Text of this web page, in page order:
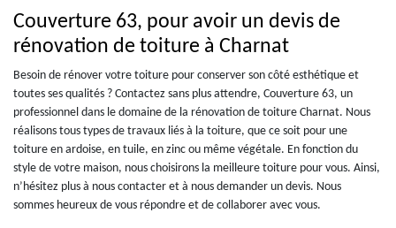
Couverture 63, pour avoir un devis de
rénovation de toiture à Charnat
Besoin de rénover votre toiture pour conserver son côté esthétique et
toutes ses qualités ? Contactez sans plus attendre, Couverture 63, un
professionnel dans le domaine de la rénovation de toiture Charnat. Nous
réalisons tous types de travaux liés à la toiture, que ce soit pour une
toiture en ardoise, en tuile, en zinc ou même végétale. En fonction du
style de votre maison, nous choisirons la meilleure toiture pour vous. Ainsi,
n’hésitez plus à nous contacter et à nous demander un devis. Nous
sommes heureux de vous répondre et de collaborer avec vous.